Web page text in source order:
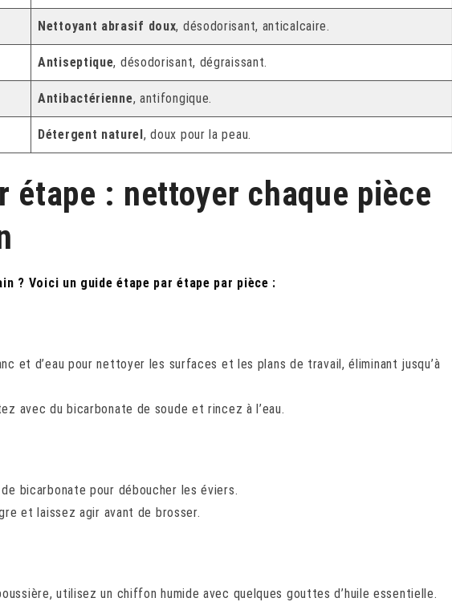
Nettoyant abrasif doux, désodorisant, anticalcaire.
Antiseptique, désodorisant, dégraissant.
Antibactérienne, antifongique.
Détergent naturel, doux pour la peau.
étape : nettoyer chaque pièce
? Voici un guide étape par étape par pièce :
et d’eau pour nettoyer les surfaces et les plans de travail, éliminant jusqu’à
avec du bicarbonate de soude et rincez à l’eau.
bicarbonate pour déboucher les éviers.
et laissez agir avant de brosser.
utilisez un chiffon humide avec quelques gouttes d’huile essentielle.